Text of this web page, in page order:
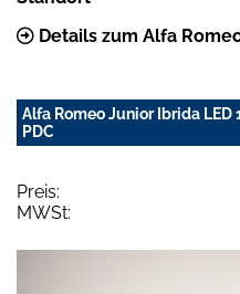
Details zum Alfa
Alfa Romeo Junior Ibrida
PDC
Preis:
MWSt: